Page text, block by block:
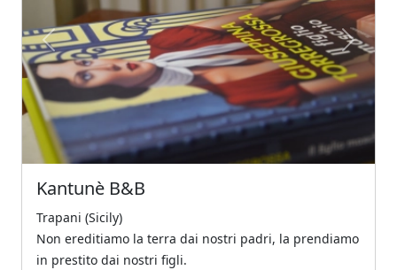
Previous Next
Kantunè B&B
Trapani (Sicily)
Non ereditiamo la terra dai nostri padri, la prendiamo
in prestito dai nostri figli.